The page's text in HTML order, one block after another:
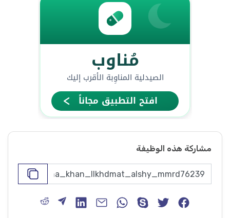
مشاركة هذه الوظيفة